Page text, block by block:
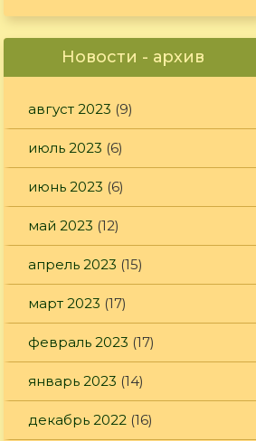
Новости - архив
август 2023 (9)
июль 2023 (6)
июнь 2023 (6)
май 2023 (12)
апрель 2023 (15)
март 2023 (17)
февраль 2023 (17)
январь 2023 (14)
декабрь 2022 (16)